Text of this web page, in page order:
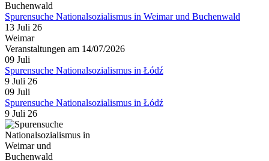
Spurensuche Nationalsozialismus in Weimar und Buchenwald
13 Juli 26
Weimar
Veranstaltungen am 14/07/2026
09 Juli
Spurensuche Nationalsozialismus in Łódź
9 Juli 26
09 Juli
Spurensuche Nationalsozialismus in Łódź
9 Juli 26